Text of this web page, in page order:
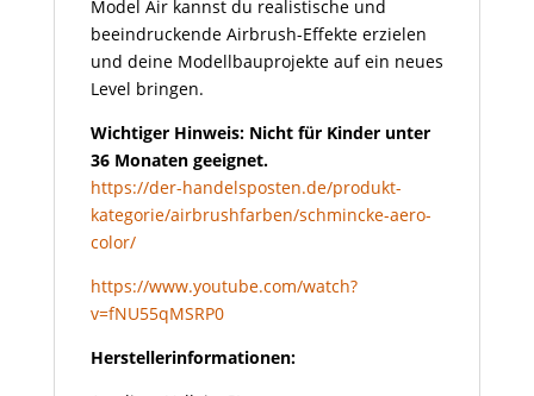
Model Air kannst du realistische und
beeindruckende Airbrush-Effekte erzielen
und deine Modellbauprojekte auf ein neues
Level bringen.
Wichtiger Hinweis: Nicht für Kinder unter
36 Monaten geeignet.
https://der-handelsposten.de/produkt-
kategorie/airbrushfarben/schmincke-aero-
color/
https://www.youtube.com/watch?
v=fNU55qMSRP0
Herstellerinformationen: